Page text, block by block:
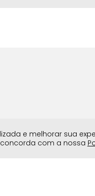
e melhorar sua
com a nossa